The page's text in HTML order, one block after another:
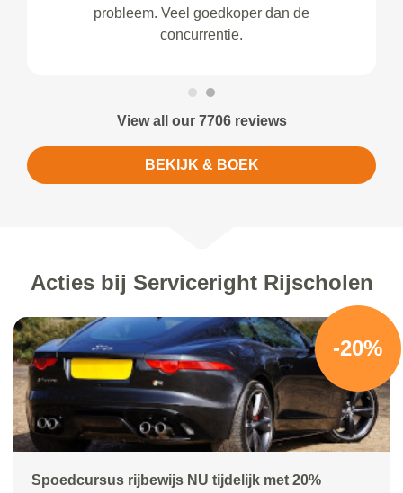
probleem. Veel goedkoper dan de
concurrentie.
View all our 7706 reviews
BEKIJK & BOEK
Acties bij Serviceright Rijscholen
-20%
Spoedcursus rijbewijs NU tijdelijk met 20%